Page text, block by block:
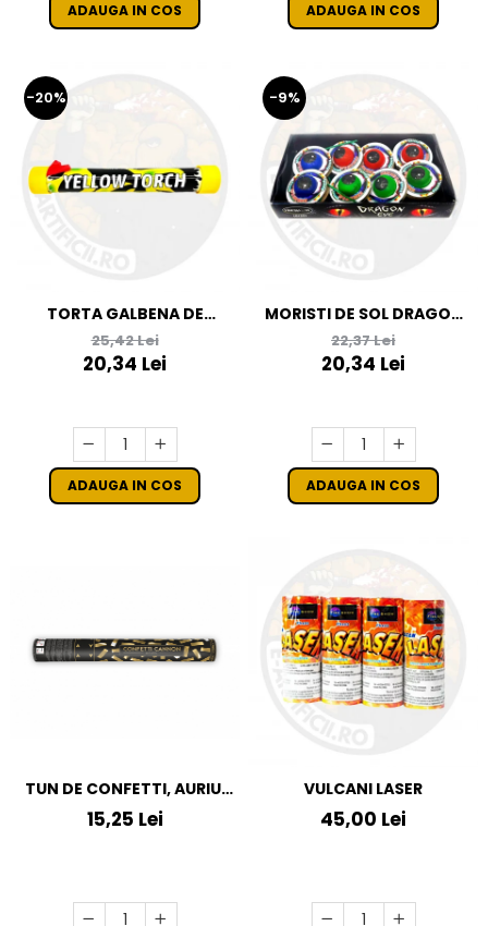
ADAUGA IN COS ADAUGA IN COS
-20%
TORTA GALBENA DE
STADION CU FITIL
25,42 Lei
20,34 Lei
ADAUGA IN COS
-9%
MORISTI DE SOL DRAGON
EYE
22,37 Lei
20,34 Lei
ADAUGA IN COS
TUN DE CONFETTI, AURIU,
40CM
15,25 Lei
VULCANI LASER
45,00 Lei